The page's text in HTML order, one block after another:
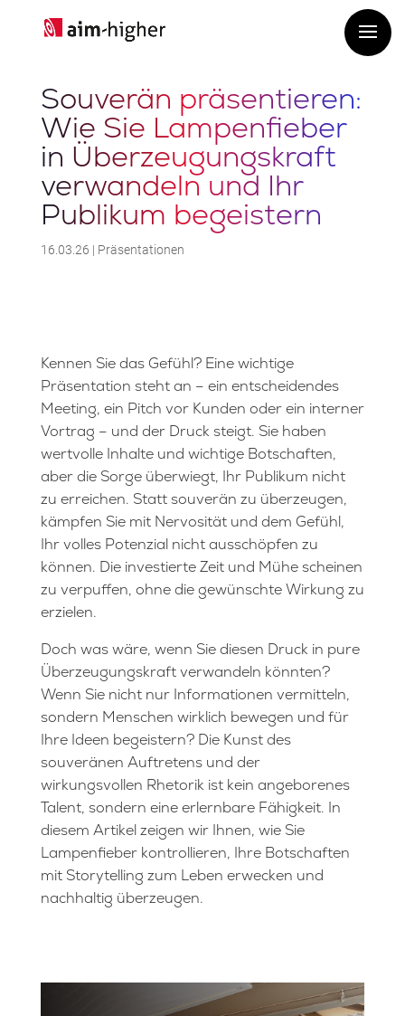
Souverän präsentieren:
Wie Sie Lampenfieber
in Überzeugungskraft
verwandeln und Ihr
Publikum begeistern
16.03.26 | Präsentationen
Kennen Sie das Gefühl? Eine wichtige
Präsentation steht an – ein entscheidendes
Meeting, ein Pitch vor Kunden oder ein interner
Vortrag – und der Druck steigt. Sie haben
wertvolle Inhalte und wichtige Botschaften,
aber die Sorge überwiegt, Ihr Publikum nicht
zu erreichen. Statt souverän zu überzeugen,
kämpfen Sie mit Nervosität und dem Gefühl,
Ihr volles Potenzial nicht ausschöpfen zu
können. Die investierte Zeit und Mühe scheinen
zu verpuffen, ohne die gewünschte Wirkung zu
erzielen.
Doch was wäre, wenn Sie diesen Druck in pure
Überzeugungskraft verwandeln könnten?
Wenn Sie nicht nur Informationen vermitteln,
sondern Menschen wirklich bewegen und für
Ihre Ideen begeistern? Die Kunst des
souveränen Auftretens und der
wirkungsvollen Rhetorik ist kein angeborenes
Talent, sondern eine erlernbare Fähigkeit. In
diesem Artikel zeigen wir Ihnen, wie Sie
Lampenfieber kontrollieren, Ihre Botschaften
mit Storytelling zum Leben erwecken und
nachhaltig überzeugen.